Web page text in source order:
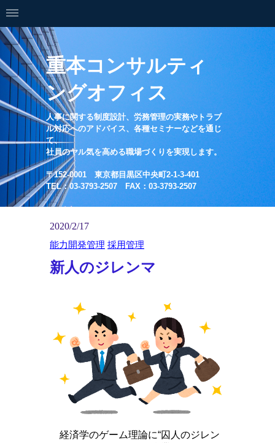
重本コンサルティ
ングオフィス
人事に関する制度設計、労務管理の実務やトラブ
ル対応へのアドバイス、各種セミナーなどを通じ
て、
社員のヤル気を高める職場づくりを実現します。
〒152-0001 東京都目黒区中央町2-1-3-401
TEL：03-3793-2507 FAX：03-3793-2507
2020/2/17
能力開発管理 採用管理
新人のジレンマ
経済学のゲーム理論に“囚人のジレン